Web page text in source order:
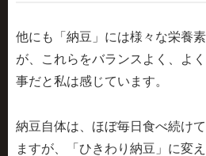
他にも「納豆」には様々な栄養
が、これらをバランスよく、
よ
事だと私は感じています。
納豆自体は、ほぼ毎日食べ続け
ますが、「ひきわり納豆」に変